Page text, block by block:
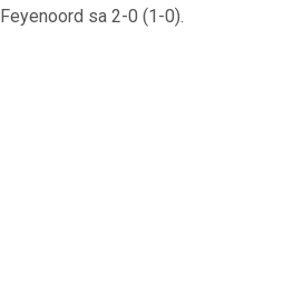
sa 2-0 (1-0).